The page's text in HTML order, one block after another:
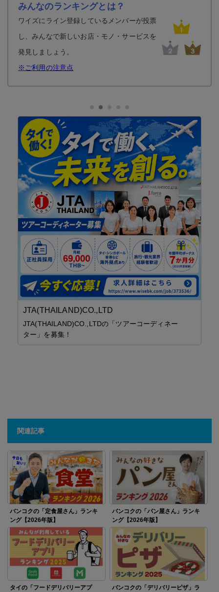
みんなのランキングとは？
ワイズにライン登録しているメンバーが投票
し、みんなで新しいお店・モノ・サービスを
発見しましょう。
※ご利用の注意点
JTA(THAILAND)CO.,LTD
JTA(THAILAND)CO.,LTDの「ツアーコーディネー
ター」を募集！
関連記事
バンコクの「定食屋さん」ランキ
ング【2026年版】
バンコクの「パン屋さん」ランキ
ング【2026年版】
タイの「フードデリバリーアプ
バンコクの「デリバリーピザ」ラ